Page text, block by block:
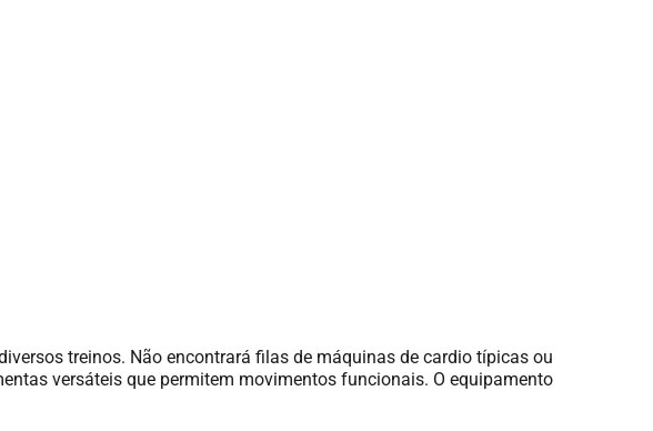
treinos. Não encontrará filas de máquinas de cardio típicas ou
versáteis que permitem movimentos funcionais. O equipamento